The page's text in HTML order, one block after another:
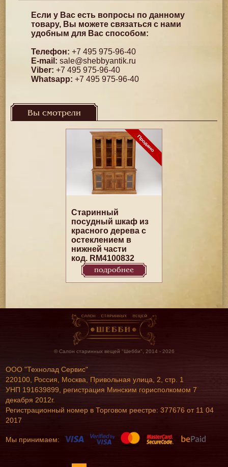
Если у Вас есть вопросы по данному
товару, Вы можете связаться с нами
удобным для Вас способом:
Телефон: +7 495 975-96-40
E-mail: sale@shebbyantik.ru
Viber: +7 495 975-96-40
Whatsapp: +7 495 975-96-40
Вы смотрели
Старинный
посудный шкаф из
красного дерева с
остеклением в
нижней части
код. RM4100832
подробнее
© Салон старинных вещей "Шебби", 2014 - 2026
ООО "Технолад Сервис"
220100, Россия, Москва, Привольная улица, 2, стр. 1
УНП 191639899, регистрация Минским горисполкомом 7
декабря 2012г.
Регистрационный номер в Торговом реестре: 377676 от 11 04
2017
Мы принимаем: